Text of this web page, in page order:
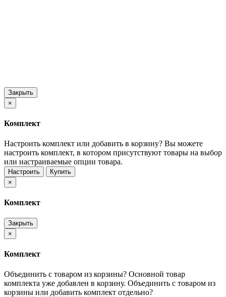
Закрыть
×
Комплект
Настроить комплект или добавить в корзину? Вы можете
настроить комплект, в котором присутствуют товары на выбор
или настраиваемые опции товара.
Настроить
Купить
×
Комплект
Закрыть
×
Комплект
Объединить с товаром из корзины? Основной товар
комплекта уже добавлен в корзину. Объединить с товаром из
корзины или добавить комплект отдельно?